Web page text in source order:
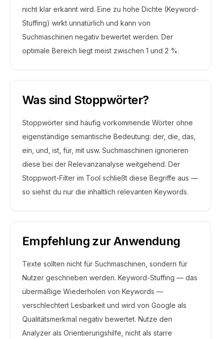
nicht klar erkannt wird. Eine zu hohe Dichte (Keyword-
Stuffing) wirkt unnatürlich und kann von
Suchmaschinen negativ bewertet werden. Der
optimale Bereich liegt meist zwischen 1 und 2 %.
Was sind Stoppwörter?
Stoppwörter sind häufig vorkommende Wörter ohne
eigenständige semantische Bedeutung: der, die, das,
ein, und, ist, für, mit usw. Suchmaschinen ignorieren
diese bei der Relevanzanalyse weitgehend. Der
Stoppwort-Filter im Tool schließt diese Begriffe aus —
so siehst du nur die inhaltlich relevanten Keywords.
Empfehlung zur Anwendung
Texte sollten nicht für Suchmaschinen, sondern für
Nutzer geschrieben werden. Keyword-Stuffing — das
übermäßige Wiederholen von Keywords —
verschlechtert Lesbarkeit und wird von Google als
Qualitätsmerkmal negativ bewertet. Nutze den
Analyzer als Orientierungshilfe, nicht als starre